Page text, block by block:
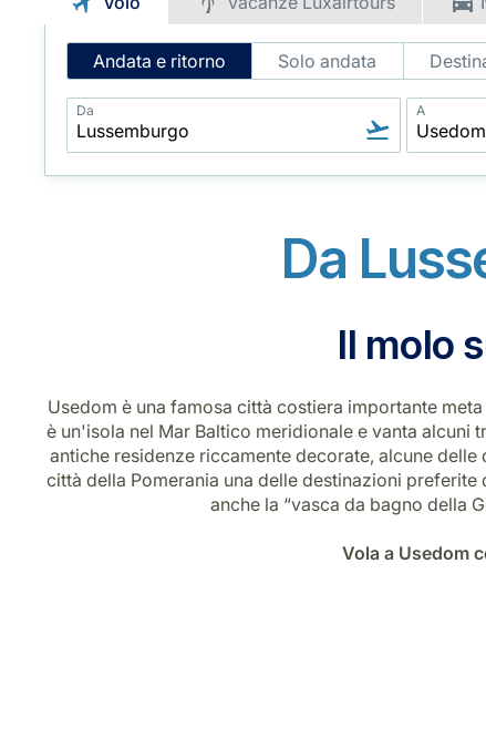
Intelligent
Flight
Search
Andata e ritorno Solo andata
Da A
Da
Il molo
Usedom è una famosa città costiera importante
è un'isola nel Mar Baltico meridionale e vanta alcuni
antiche residenze riccamente decorate, alcune
città della Pomerania una delle destinazioni
anche la “vasca da bagno della
Vola a Usedom